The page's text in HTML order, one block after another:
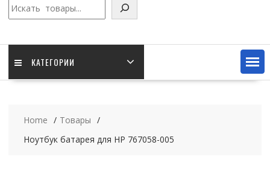
КАТЕГОРИИ
Home
Товары
Ноутбук батарея для HP 767058-005